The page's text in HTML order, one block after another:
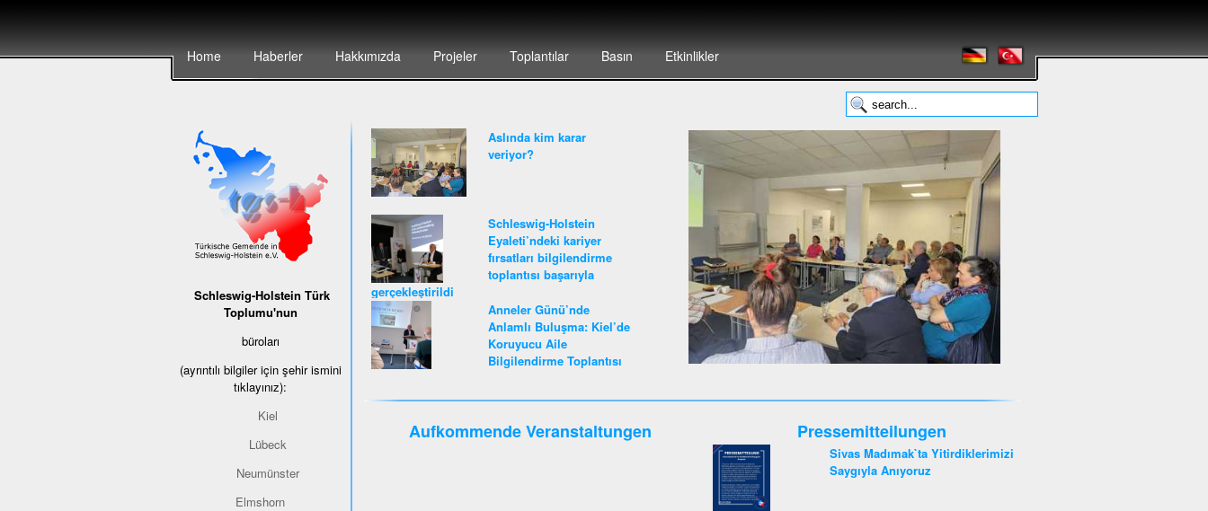
Home Haberler Hakkımızda Projeler Toplantılar Basın Etkinlikler
Schleswig-Holstein Türk
Toplumu'nun
büroları
(ayrıntılı bilgiler için şehir ismini
tıklayınız):
Kiel
Lübeck
Neumünster
Elmshorn
Aslında kim karar
veriyor?
Schleswig-Holstein
Eyaleti’ndeki kariyer
fırsatları bilgilendirme
toplantısı başarıyla
gerçekleştirildi
Anneler Günü’nde
Anlamlı Buluşma: Kiel’de
Koruyucu Aile
Bilgilendirme Toplantısı
Aufkommende Veranstaltungen Pressemitteilungen
Sivas Madımak`ta Yitirdiklerimizi
Saygıyla Anıyoruz